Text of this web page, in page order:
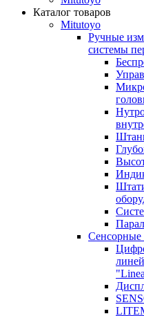
Каталог товаров
Mitutoyo
Ручные
системы
Сенсорные